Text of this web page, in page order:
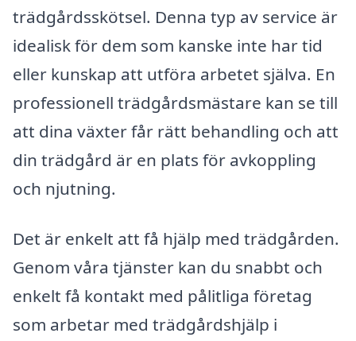
trädgårdsskötsel. Denna typ av service är
idealisk för dem som kanske inte har tid
eller kunskap att utföra arbetet själva. En
professionell trädgårdsmästare kan se till
att dina växter får rätt behandling och att
din trädgård är en plats för avkoppling
och njutning.
Det är enkelt att få hjälp med trädgården.
Genom våra tjänster kan du snabbt och
enkelt få kontakt med pålitliga företag
som arbetar med trädgårdshjälp i